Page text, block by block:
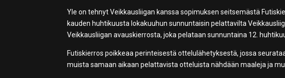
Yle on tehnyt Veikkausliigan kanssa sopimuksen seitsemästä
kauden huhtikuusta lokakuuhun sunnuntaisin pelattavilta
Veikkausliigan avauskierrosta, joka pelataan sunnuntaina 12.
Futiskierros poikkeaa perinteisestä ottelulähetyksestä, jossa
muista samaan aikaan pelattavista otteluista nähdään maaleja ja